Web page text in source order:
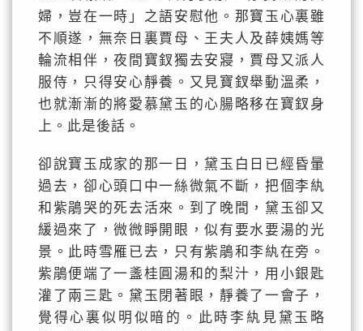
婦，豈在一時」之語安慰他。那寶玉心裏雖
不順遂，無奈日裏賈母、王夫人及薛姨媽等
輪流相伴，夜間寶釵獨去安寢，賈母又派人
服侍，只得安心靜養。又見寶釵舉動溫柔，
也就漸漸的將愛慕黛玉的心腸略移在寶釵身
上。此是後話。
卻說寶玉成家的那一日，黛玉白日已經昏暈
過去，卻心頭口中一絲微氣不斷，把個李紈
和紫鵑哭的死去活來。到了晚間，黛玉卻又
緩過來了，微微睜開眼，似有要水要湯的光
景。此時雪雁已去，只有紫鵑和李紈在旁。
紫鵑便端了一盞桂圓湯和的梨汁，用小銀匙
灌了兩三匙。黛玉閉著眼，靜養了一會子，
覺得心裏似明似暗的。此時李紈見黛玉略